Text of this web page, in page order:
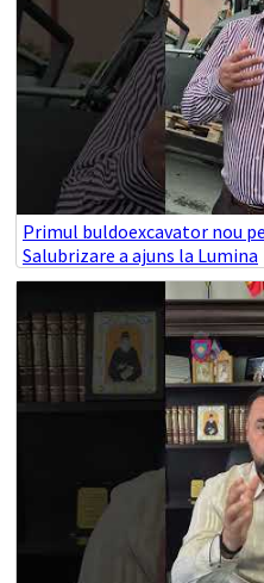
Primul buldoexcavator nou
Salubrizare a ajuns la Lumina